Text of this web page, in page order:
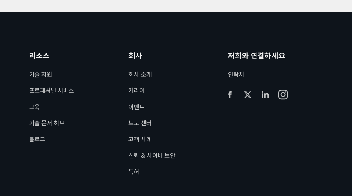
리소스
기술 지원
프로페셔널 서비스
교육
기술 문서 허브
블로그
회사
회사 소개
커리어
이벤트
보도 센터
고객 사례
신뢰 & 사이버 보안
특허
저희와 연결하세요
연락처